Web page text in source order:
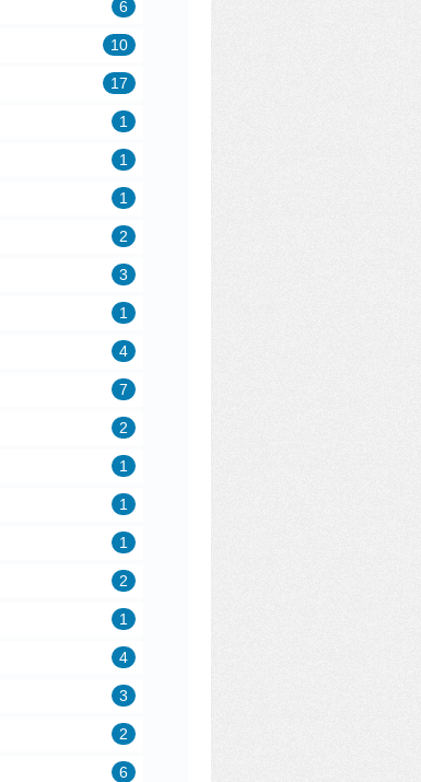
6
10
17
1
1
1
2
3
1
4
7
2
1
1
1
2
1
4
3
2
6